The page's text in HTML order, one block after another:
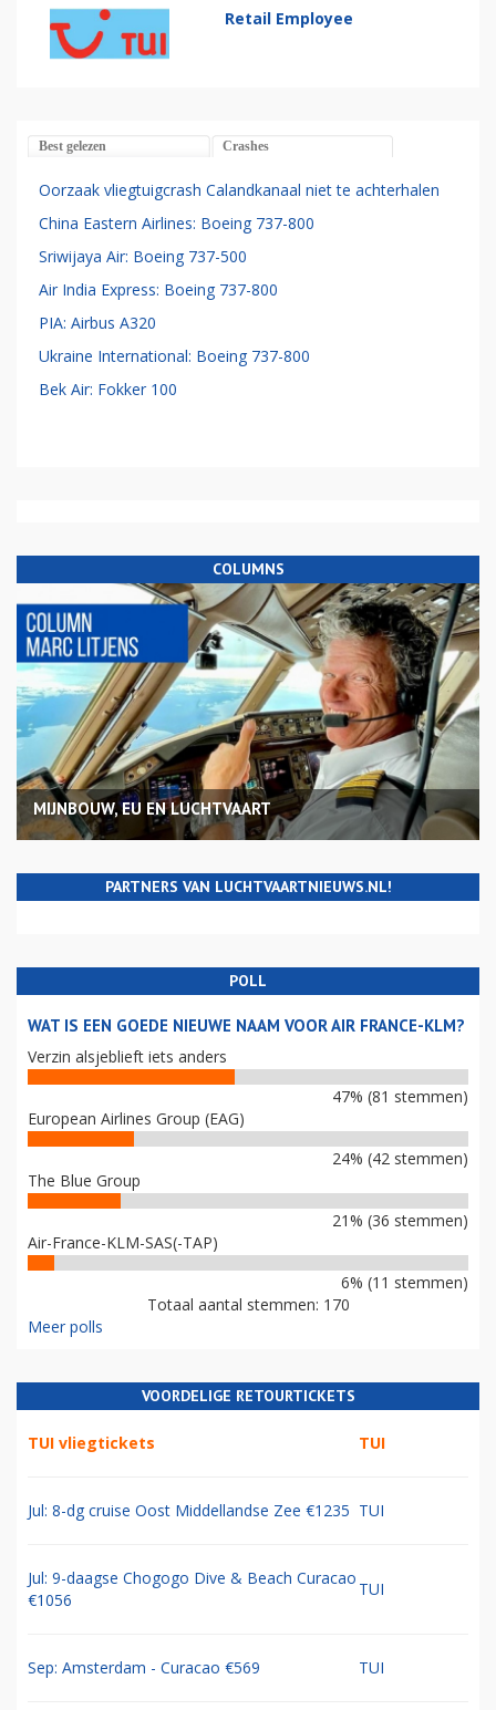
Retail Employee
Best gelezen Crashes
Oorzaak vliegtuigcrash Calandkanaal niet te achterhalen
China Eastern Airlines: Boeing 737-800
Sriwijaya Air: Boeing 737-500
Air India Express: Boeing 737-800
PIA: Airbus A320
Ukraine International: Boeing 737-800
Bek Air: Fokker 100
COLUMNS
MIJNBOUW, EU EN LUCHTVAART
PARTNERS VAN LUCHTVAARTNIEUWS.NL!
POLL
WAT IS EEN GOEDE NIEUWE NAAM VOOR AIR FRANCE-KLM?
Verzin alsjeblieft iets anders
47% (81 stemmen)
European Airlines Group (EAG)
24% (42 stemmen)
The Blue Group
21% (36 stemmen)
Air-France-KLM-SAS(-TAP)
6% (11 stemmen)
Totaal aantal stemmen: 170
Meer polls
VOORDELIGE RETOURTICKETS
TUI vliegtickets TUI
Jul: 8-dg cruise Oost Middellandse Zee €1235 TUI
Jul: 9-daagse Chogogo Dive & Beach Curacao
€1056
TUI
Sep: Amsterdam - Curacao €569 TUI